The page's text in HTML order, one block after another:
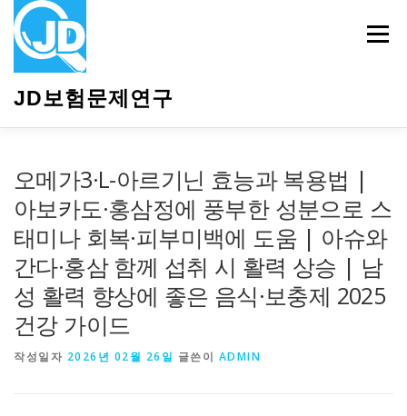
JD보험문제연구
메뉴
오메가3·L-아르기닌 효능과 복용법 |
아보카도·홍삼정에 풍부한 성분으로 스
태미나 회복·피부미백에 도움 | 아슈와
간다·홍삼 함께 섭취 시 활력 상승 | 남
성 활력 향상에 좋은 음식·보충제 2025
건강 가이드
작성일자 2026년 02월 26일 글쓴이 ADMIN